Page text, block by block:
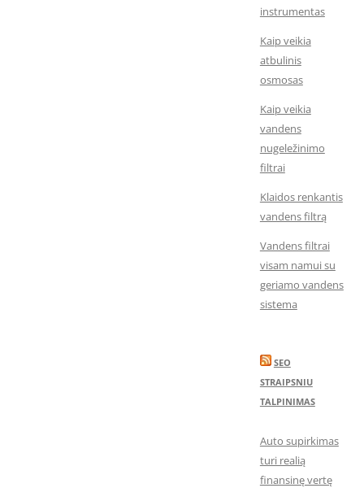
instrumentas
Kaip veikia
atbulinis
osmosas
Kaip veikia
vandens
nugeležinimo
filtrai
Klaidos renkantis
vandens filtrą
Vandens filtrai
visam namui su
geriamo vandens
sistema
SEO
STRAIPSNIU
TALPINIMAS
Auto supirkimas
turi realią
finansinę vertę